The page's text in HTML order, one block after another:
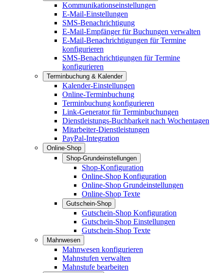
Kommunikationseinstellungen
E-Mail-Einstellungen
SMS-Benachrichtigung
E-Mail-Empfänger für Buchungen verwalten
E-Mail-Benachrichtigungen für Termine
konfigurieren
SMS-Benachrichtigungen für Termine
konfigurieren
Terminbuchung & Kalender
Kalender-Einstellungen
Online-Terminbuchung
Terminbuchung konfigurieren
Link-Generator für Terminbuchungen
Dienstleistungs-Buchbarkeit nach Wochentagen
Mitarbeiter-Dienstleistungen
PayPal-Integration
Online-Shop
Shop-Grundeinstellungen
Shop-Konfiguration
Online-Shop Konfiguration
Online-Shop Grundeinstellungen
Online-Shop Texte
Gutschein-Shop
Gutschein-Shop Konfiguration
Gutschein-Shop Einstellungen
Gutschein-Shop Texte
Mahnwesen
Mahnwesen konfigurieren
Mahnstufen verwalten
Mahnstufe bearbeiten